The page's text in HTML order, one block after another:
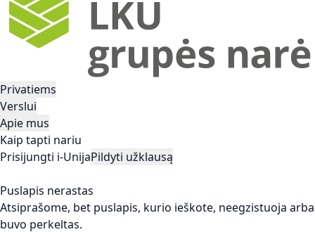
Privatiems
Verslui
Apie mus
Kaip tapti nariu
Prisijungti i-UnijaPildyti užklausą
Puslapis nerastas
Atsiprašome, bet puslapis, kurio ieškote, neegzistuoja arba
buvo perkeltas.